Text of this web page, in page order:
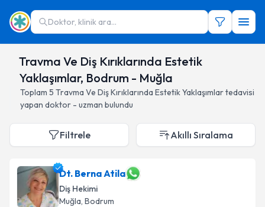
Doktor, klinik ara...
Travma Ve Diş Kırıklarında Estetik
Yaklaşımlar, Bodrum - Muğla
Toplam 5 Travma Ve Diş Kırıklarında Estetik Yaklaşımlartedavisi
yapan doktor - uzman bulundu
Filtrele Akıllı Sıralama
Dt. Berna Atila
Diş Hekimi
Muğla, Bodrum